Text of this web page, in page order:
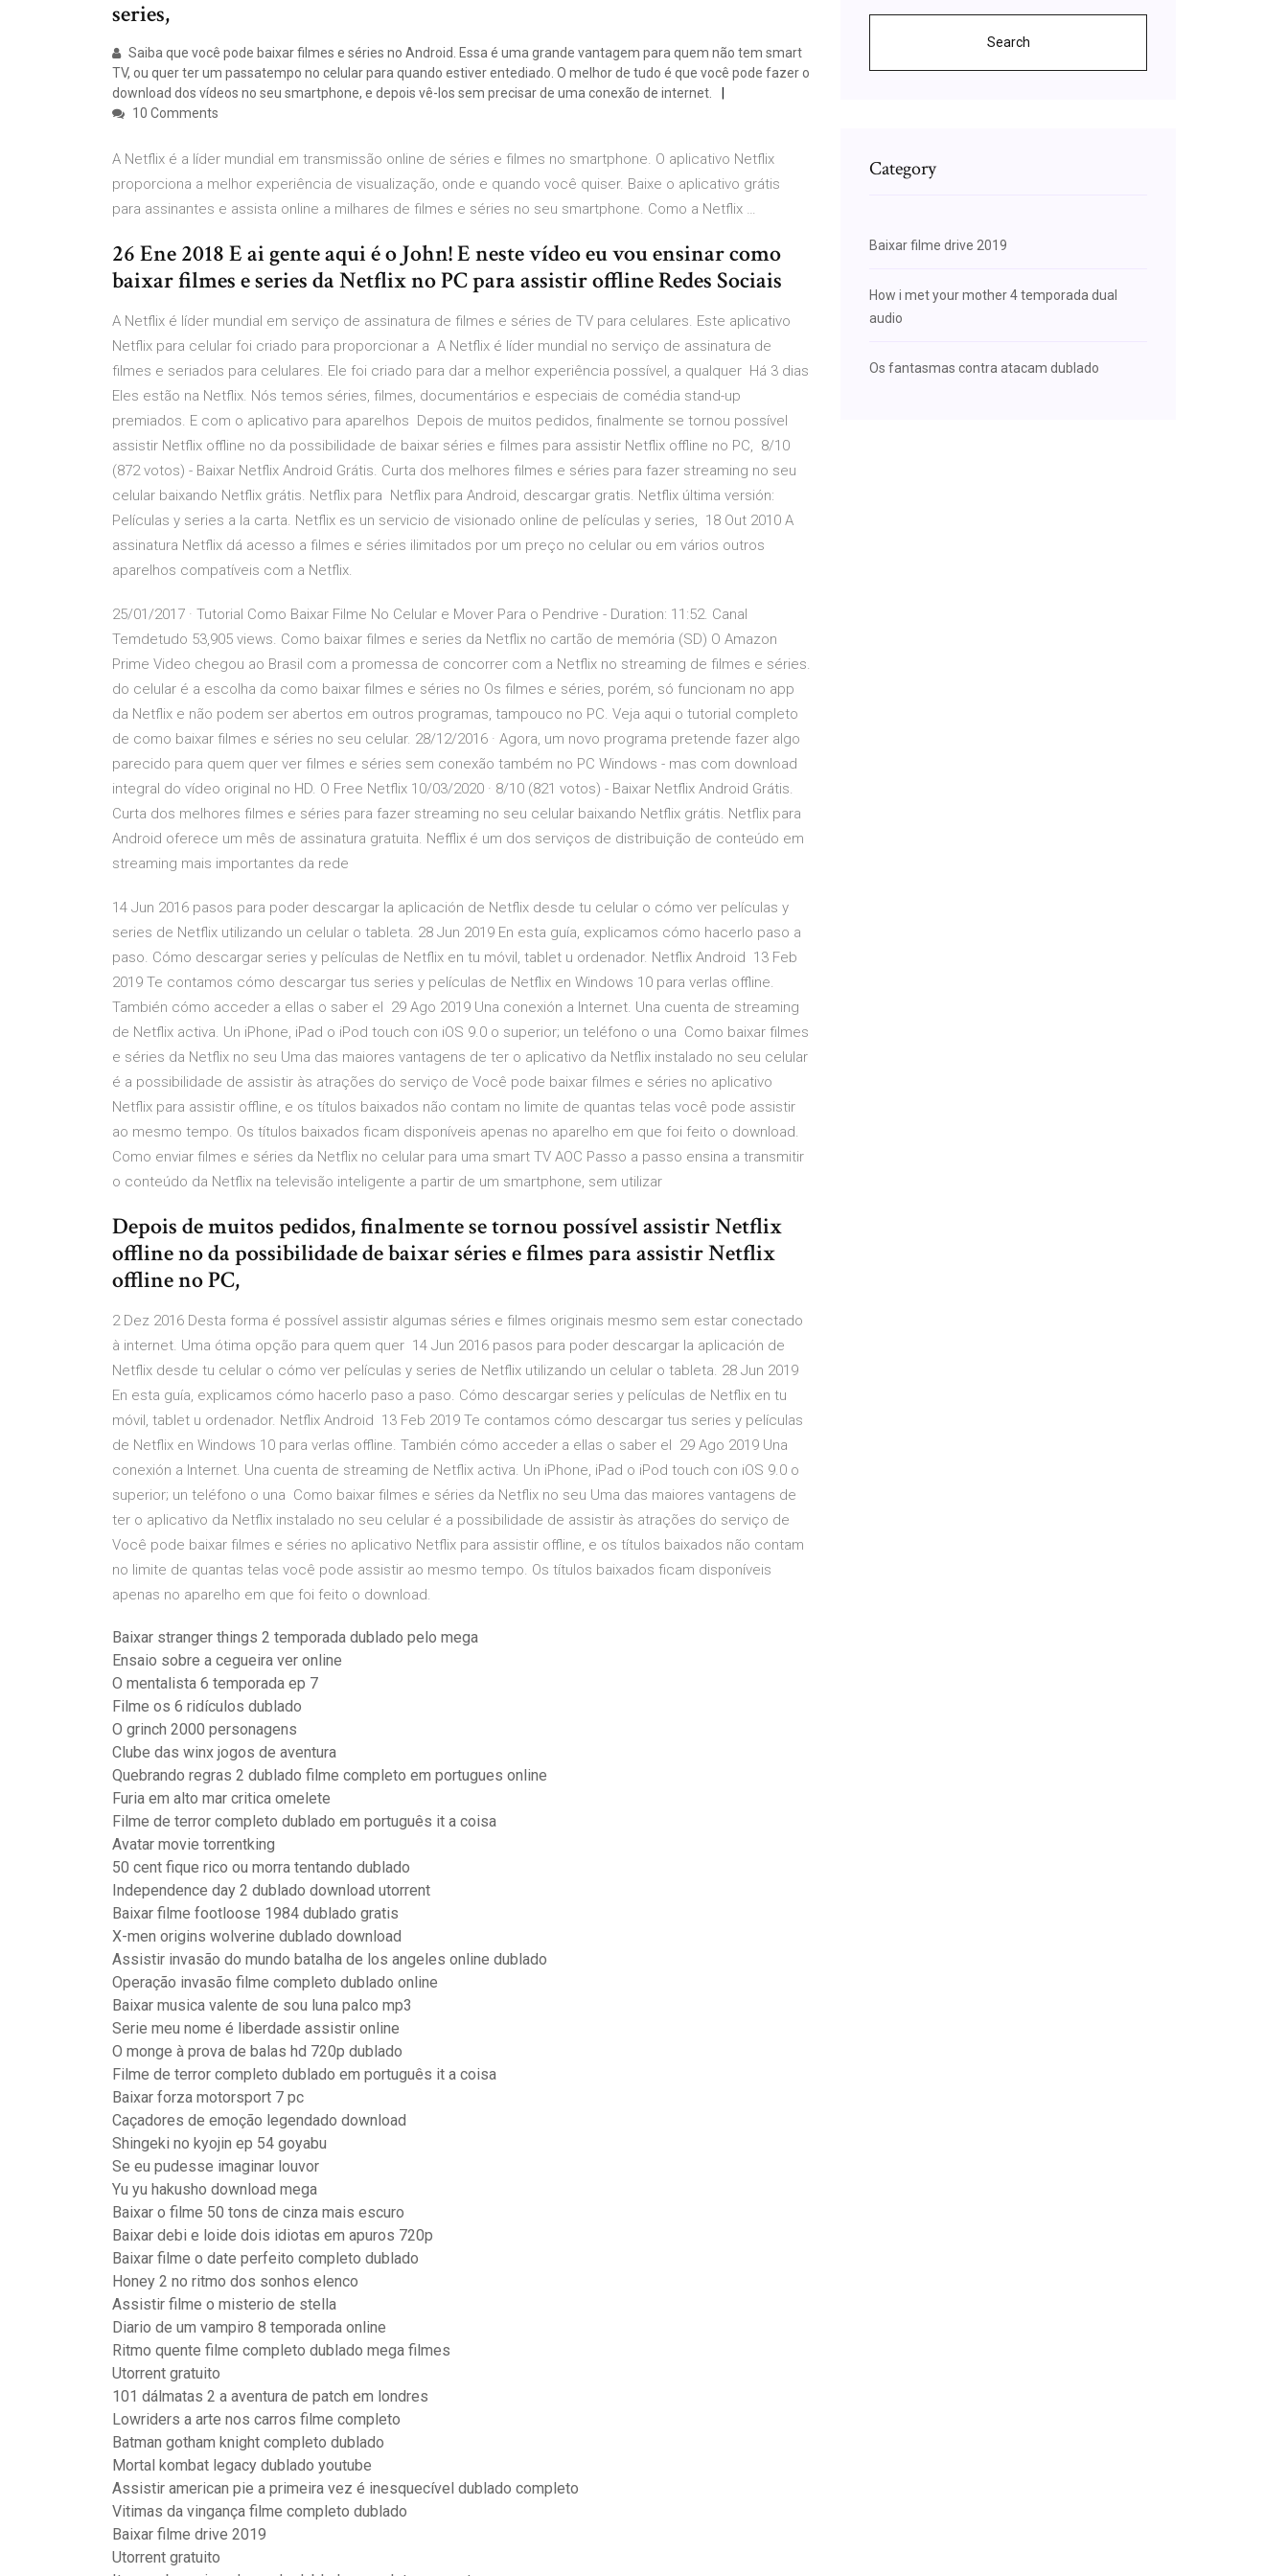
series,
Saiba que você pode baixar filmes e séries no Android. Essa é uma grande vantagem para quem não tem smart
TV, ou quer ter um passatempo no celular para quando estiver entediado. O melhor de tudo é que você pode fazer o
download dos vídeos no seu smartphone, e depois vê-los sem precisar de uma conexão de internet.
10 Comments
A Netflix é a líder mundial em transmissão online de séries e filmes no smartphone. O aplicativo Netflix
proporciona a melhor experiência de visualização, onde e quando você quiser. Baixe o aplicativo grátis
para assinantes e assista online a milhares de filmes e séries no seu smartphone. Como a Netflix …
26 Ene 2018 E ai gente aqui é o John! E neste vídeo eu vou ensinar como
baixar filmes e series da Netflix no PC para assistir offline Redes Sociais
A Netflix é líder mundial em serviço de assinatura de filmes e séries de TV para celulares. Este aplicativo
Netflix para celular foi criado para proporcionar a A Netflix é líder mundial no serviço de assinatura de
filmes e seriados para celulares. Ele foi criado para dar a melhor experiência possível, a qualquer Há 3 dias
Eles estão na Netflix. Nós temos séries, filmes, documentários e especiais de comédia stand-up
premiados. E com o aplicativo para aparelhos Depois de muitos pedidos, finalmente se tornou possível
assistir Netflix offline no da possibilidade de baixar séries e filmes para assistir Netflix offline no PC, 8/10
(872 votos) - Baixar Netflix Android Grátis. Curta dos melhores filmes e séries para fazer streaming no seu
celular baixando Netflix grátis. Netflix para Netflix para Android, descargar gratis. Netflix última versión:
Películas y series a la carta. Netflix es un servicio de visionado online de películas y series, 18 Out 2010 A
assinatura Netflix dá acesso a filmes e séries ilimitados por um preço no celular ou em vários outros
aparelhos compatíveis com a Netflix.
25/01/2017 · Tutorial Como Baixar Filme No Celular e Mover Para o Pendrive - Duration: 11:52. Canal
Temdetudo 53,905 views. Como baixar filmes e series da Netflix no cartão de memória (SD) O Amazon
Prime Video chegou ao Brasil com a promessa de concorrer com a Netflix no streaming de filmes e séries.
do celular é a escolha da como baixar filmes e séries no Os filmes e séries, porém, só funcionam no app
da Netflix e não podem ser abertos em outros programas, tampouco no PC. Veja aqui o tutorial completo
de como baixar filmes e séries no seu celular. 28/12/2016 · Agora, um novo programa pretende fazer algo
parecido para quem quer ver filmes e séries sem conexão também no PC Windows - mas com download
integral do vídeo original no HD. O Free Netflix 10/03/2020 · 8/10 (821 votos) - Baixar Netflix Android Grátis.
Curta dos melhores filmes e séries para fazer streaming no seu celular baixando Netflix grátis. Netflix para
Android oferece um mês de assinatura gratuita. Nefflix é um dos serviços de distribuição de conteúdo em
streaming mais importantes da rede
14 Jun 2016 pasos para poder descargar la aplicación de Netflix desde tu celular o cómo ver películas y
series de Netflix utilizando un celular o tableta. 28 Jun 2019 En esta guía, explicamos cómo hacerlo paso a
paso. Cómo descargar series y películas de Netflix en tu móvil, tablet u ordenador. Netflix Android 13 Feb
2019 Te contamos cómo descargar tus series y películas de Netflix en Windows 10 para verlas offline.
También cómo acceder a ellas o saber el 29 Ago 2019 Una conexión a Internet. Una cuenta de streaming
de Netflix activa. Un iPhone, iPad o iPod touch con iOS 9.0 o superior; un teléfono o una Como baixar filmes
e séries da Netflix no seu Uma das maiores vantagens de ter o aplicativo da Netflix instalado no seu celular
é a possibilidade de assistir às atrações do serviço de Você pode baixar filmes e séries no aplicativo
Netflix para assistir offline, e os títulos baixados não contam no limite de quantas telas você pode assistir
ao mesmo tempo. Os títulos baixados ficam disponíveis apenas no aparelho em que foi feito o download.
Como enviar filmes e séries da Netflix no celular para uma smart TV AOC Passo a passo ensina a transmitir
o conteúdo da Netflix na televisão inteligente a partir de um smartphone, sem utilizar
Depois de muitos pedidos, finalmente se tornou possível assistir Netflix
offline no da possibilidade de baixar séries e filmes para assistir Netflix
offline no PC,
2 Dez 2016 Desta forma é possível assistir algumas séries e filmes originais mesmo sem estar conectado
à internet. Uma ótima opção para quem quer 14 Jun 2016 pasos para poder descargar la aplicación de
Netflix desde tu celular o cómo ver películas y series de Netflix utilizando un celular o tableta. 28 Jun 2019
En esta guía, explicamos cómo hacerlo paso a paso. Cómo descargar series y películas de Netflix en tu
móvil, tablet u ordenador. Netflix Android 13 Feb 2019 Te contamos cómo descargar tus series y películas
de Netflix en Windows 10 para verlas offline. También cómo acceder a ellas o saber el 29 Ago 2019 Una
conexión a Internet. Una cuenta de streaming de Netflix activa. Un iPhone, iPad o iPod touch con iOS 9.0 o
superior; un teléfono o una Como baixar filmes e séries da Netflix no seu Uma das maiores vantagens de
ter o aplicativo da Netflix instalado no seu celular é a possibilidade de assistir às atrações do serviço de
Você pode baixar filmes e séries no aplicativo Netflix para assistir offline, e os títulos baixados não contam
no limite de quantas telas você pode assistir ao mesmo tempo. Os títulos baixados ficam disponíveis
apenas no aparelho em que foi feito o download.
Baixar stranger things 2 temporada dublado pelo mega
Ensaio sobre a cegueira ver online
O mentalista 6 temporada ep 7
Filme os 6 ridículos dublado
O grinch 2000 personagens
Clube das winx jogos de aventura
Quebrando regras 2 dublado filme completo em portugues online
Furia em alto mar critica omelete
Filme de terror completo dublado em português it a coisa
Avatar movie torrentking
50 cent fique rico ou morra tentando dublado
Independence day 2 dublado download utorrent
Baixar filme footloose 1984 dublado gratis
X-men origins wolverine dublado download
Assistir invasão do mundo batalha de los angeles online dublado
Operação invasão filme completo dublado online
Baixar musica valente de sou luna palco mp3
Serie meu nome é liberdade assistir online
O monge à prova de balas hd 720p dublado
Filme de terror completo dublado em português it a coisa
Baixar forza motorsport 7 pc
Caçadores de emoção legendado download
Shingeki no kyojin ep 54 goyabu
Se eu pudesse imaginar louvor
Yu yu hakusho download mega
Baixar o filme 50 tons de cinza mais escuro
Baixar debi e loide dois idiotas em apuros 720p
Baixar filme o date perfeito completo dublado
Honey 2 no ritmo dos sonhos elenco
Assistir filme o misterio de stella
Diario de um vampiro 8 temporada online
Ritmo quente filme completo dublado mega filmes
Utorrent gratuito
101 dálmatas 2 a aventura de patch em londres
Lowriders a arte nos carros filme completo
Batman gotham knight completo dublado
Mortal kombat legacy dublado youtube
Assistir american pie a primeira vez é inesquecível dublado completo
Vitimas da vingança filme completo dublado
Baixar filme drive 2019
Utorrent gratuito
Search
Category
Baixar filme drive 2019
How i met your mother 4 temporada dual
audio
Os fantasmas contra atacam dublado